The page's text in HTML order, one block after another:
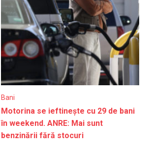
Bani
Motorina se ieftinește cu 29 de bani
în weekend. ANRE: Mai sunt
benzinării fără stocuri